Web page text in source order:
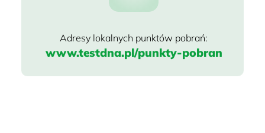
www.testdna.pl/punkty-pobran